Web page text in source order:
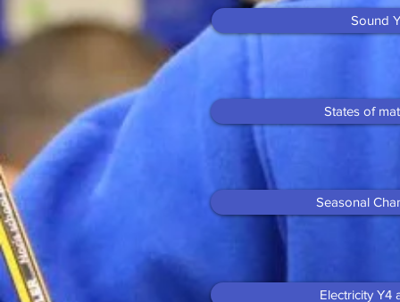
Sound
States of
Seasonal
Electricity Y4